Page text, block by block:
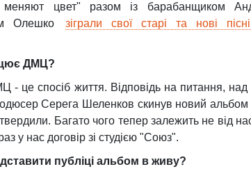
меняют цвет" разом із барабанщиком
Олешко
зіграли свої старі та нові
ДМЦ?
- це спосіб життя. Відповідь на питання,
Серега Шеленков скинув новий альбом
Багато чого тепер залежить не від
у нас договір зі студією "Союз".
публіці альбом в живу?